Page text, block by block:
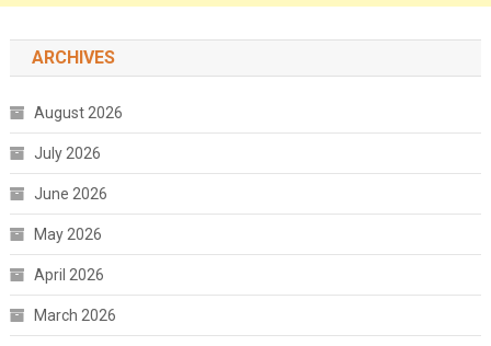
ARCHIVES
August 2026
July 2026
June 2026
May 2026
April 2026
March 2026